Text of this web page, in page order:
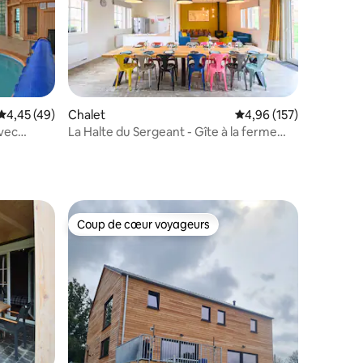
: 4,82 sur 5
moyenne sur la base de 49 commentaires : 4,45 sur 5
4,45 (49)
Chalet Évaluation moyenne
4,96 (157)
La Halte du Sergeant - Gîte à la ferme
Coup de cœur voyageurs
Coup de cœur voyageurs